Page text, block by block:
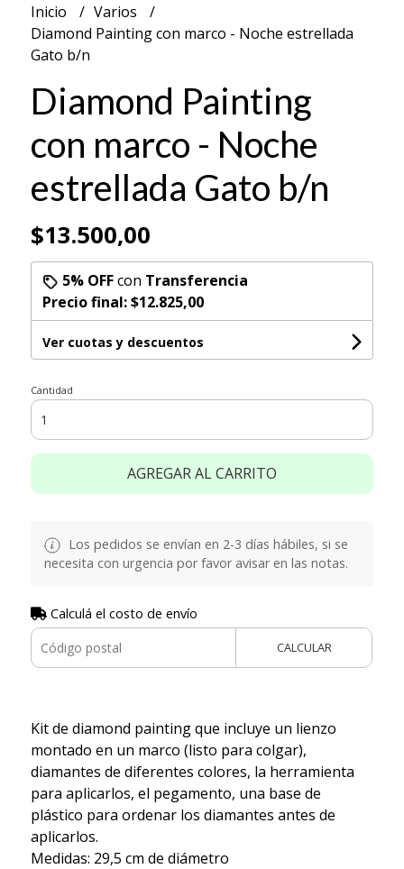
Inicio
Varios
Diamond Painting con marco - Noche estrellada
Gato b/n
Diamond Painting
con marco - Noche
estrellada Gato b/n
$13.500,00
5% OFFcon Transferencia
Precio final:$12.825,00
Ver cuotas y descuentos
Cantidad
AGREGAR AL CARRITO
Los pedidos se envían en 2-3 días hábiles, si se
necesita con urgencia por favor avisar en las notas.
Calculá el costo de envío
CALCULAR
Kit de diamond painting que incluye un lienzo
montado en un marco (listo para colgar),
diamantes de diferentes colores, la herramienta
para aplicarlos, el pegamento, una base de
plástico para ordenar los diamantes antes de
aplicarlos.
Medidas: 29,5 cm de diámetro